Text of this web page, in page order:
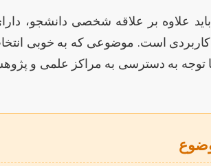
علاوه بر علاقه شخصی دانشجو،
است. موضوعی که به خوبی
توجه به دسترسی به مراکز علمی و